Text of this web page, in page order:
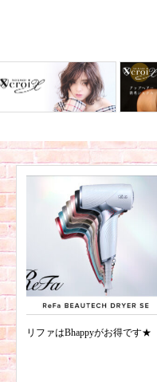
リファはBhappyがお得です★